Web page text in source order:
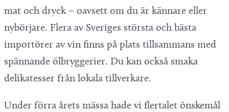
mat och dryck – oavsett om du är kännare eller
nybörjare. Flera av Sveriges största och bästa
importörer av vin finns på plats tillsammans med
spännande ölbryggerier. Du kan också smaka
delikatesser från lokala tillverkare.
Under förra årets mässa hade vi flertalet önskemål